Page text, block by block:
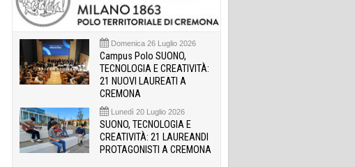
Domenica 26 Luglio 2026
Campus Polo SUONO,
TECNOLOGIA E CREATIVITÀ:
21 NUOVI LAUREATI A
CREMONA
Lunedì 20 Luglio 2026
SUONO, TECNOLOGIA E
CREATIVITÀ: 21 LAUREANDI
PROTAGONISTI A CREMONA